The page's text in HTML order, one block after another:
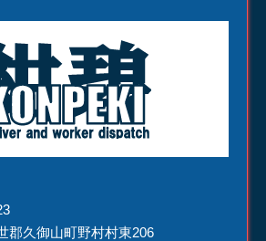
郡久御山町野村村東206